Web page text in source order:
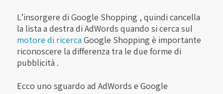
L’insorgere di Google Shopping , quindi cancella
la lista a destra di AdWords quando si cerca sul
motore di ricerca Google Shopping è importante
riconoscere la differenza tra le due forme di
pubblicità .
Ecco uno sguardo ad AdWords e Google